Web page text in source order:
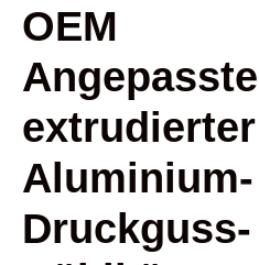
OEM
extrudierter
Aluminium-
Druckguss-